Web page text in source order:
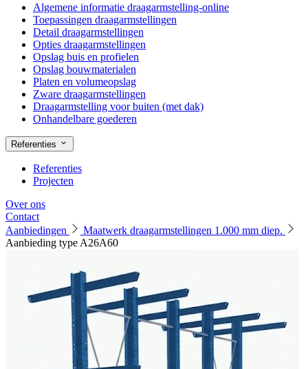
Algemene informatie draagarmstelling-online
Toepassingen draagarmstellingen
Detail draagarmstellingen
Opties draagarmstellingen
Opslag buis en profielen
Opslag bouwmaterialen
Platen en volumeopslag
Zware draagarmstellingen
Draagarmstelling voor buiten (met dak)
Onhandelbare goederen
Referenties
Referenties
Projecten
Over ons
Contact
Aanbiedingen
Maatwerk draagarmstellingen 1.000 mm diep.
Aanbieding type A26A60